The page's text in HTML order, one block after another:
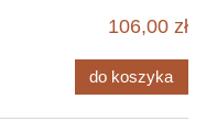
106,00 zł
do koszyka